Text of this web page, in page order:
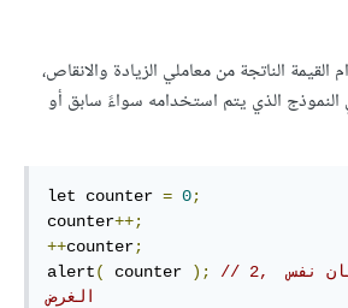
القيمة الناتجة من معاملي الزيادة والانقاص،
الذي يتم استخدامه سواءً سابق أو
let counter = 0;
counter++;
++counter;
alert( counter );
// 2, كلا السطرين يؤديان نفس
الغرض